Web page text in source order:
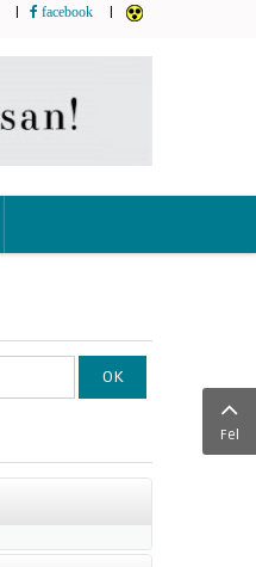
facebook
OK
Fel